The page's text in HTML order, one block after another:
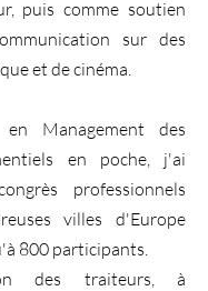
puis comme soutien
sur des
et de cinéma.
Management des
en poche, j'ai
professionnels
villes d'Europe
800 participants.
des traiteurs, à